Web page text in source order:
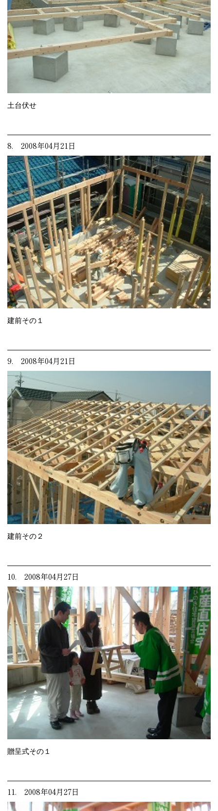
土台伏せ
8. 2008年04月21日
建前その１
9. 2008年04月21日
建前その２
10. 2008年04月27日
贈呈式その１
11. 2008年04月27日